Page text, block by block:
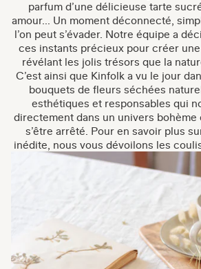
parfum d’une délicieuse tarte
amour... Un moment déconnecté,
l’on peut s’évader. Notre équipe a
ces instants précieux pour créer
révélant les jolis trésors que la
C’est ainsi que Kinfolk a vu le jour
bouquets de fleurs séchées
esthétiques et responsables qui
directement dans un univers bohème
s’être arrêté. Pour en savoir plus
inédite, nous vous dévoilons les